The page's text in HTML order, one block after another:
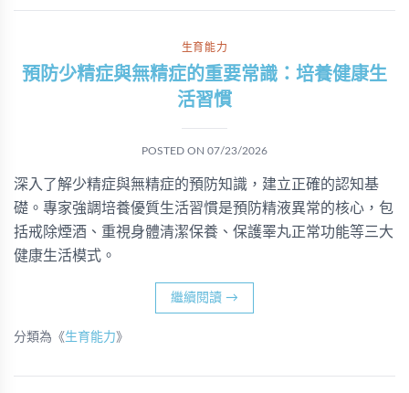
生育能力
預防少精症與無精症的重要常識：培養健康生
活習慣
POSTED ON 07/23/2026
深入了解少精症與無精症的預防知識，建立正確的認知基
礎。專家強調培養優質生活習慣是預防精液異常的核心，包
括戒除煙酒、重視身體清潔保養、保護睪丸正常功能等三大
健康生活模式。
繼續閱讀 →
分類為《生育能力》